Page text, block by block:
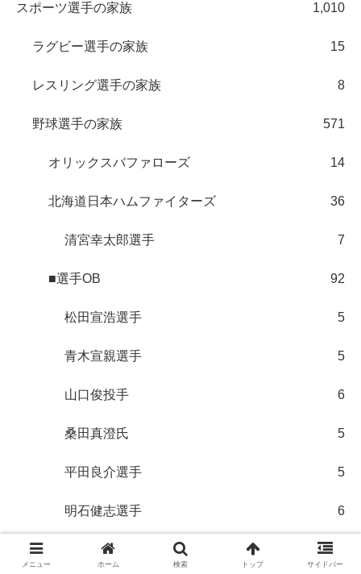
スポーツ選手の家族 1,010
ラグビー選手の家族 15
レスリング選手の家族 8
野球選手の家族 571
オリックスバファローズ 14
北海道日本ハムファイターズ 36
清宮幸太郎選手 7
■選手OB 92
松田宣浩選手 5
青木宣親選手 5
山口俊投手 6
桑田真澄氏 5
平田良介選手 5
明石健志選手 6
野村祐輔選手
メニュー ホーム 検索 トップ サイドバー